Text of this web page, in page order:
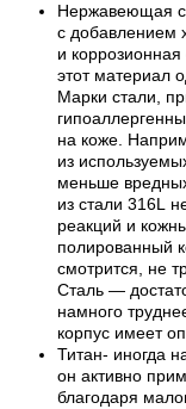
Нержавеющая
с добавлением
и
этот материал
Марки стали,
на коже.
из
меньше
из стали 316L
реакций и
полированный
смотрится, не
Сталь —
намного
корпус имеет
Титан- иногда
он активно
благодаря